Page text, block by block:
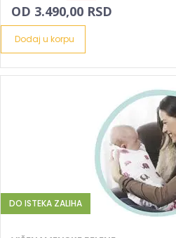
OD 3.490,00 RSD
Dodaj u korpu
DO ISTEKA ZALIHA